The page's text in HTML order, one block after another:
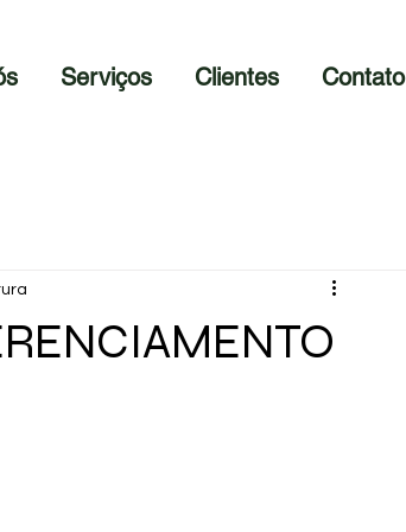
Serviços Clientes Contato